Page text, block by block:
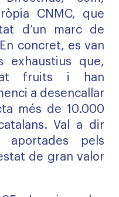
CNMC, que
d’un marc de
concret, es van
exhaustius que,
fruits i han
a desencallar
més de 10.000
Val a dir
aportades pels
de gran valor